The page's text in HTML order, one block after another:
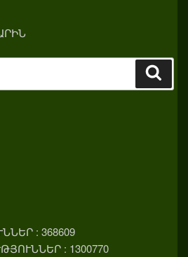
: 368609
: 1300770